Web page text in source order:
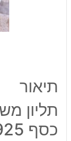
תיאור
תליון
כסף 925